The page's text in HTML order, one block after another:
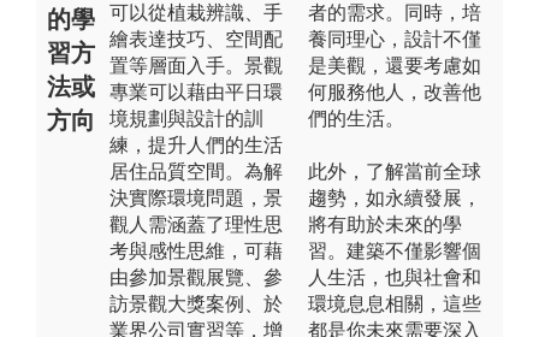
的學
習方
法或
方向
可以從植栽辨識、手
繪表達技巧、空間配
置等層面入手。景觀
專業可以藉由平日環
境規劃與設計的訓
練，提升人們的生活
居住品質空間。為解
決實際環境問題，景
觀人需涵蓋了理性思
考與感性思維，可藉
由參加景觀展覽、參
訪景觀大獎案例、於
業界公司實習等，增
者的需求。同時，培
養同理心，設計不僅
是美觀，還要考慮如
何服務他人，改善他
們的生活。
此外，了解當前全球
趨勢，如永續發展，
將有助於未來的學
習。建築不僅影響個
人生活，也與社會和
環境息息相關，這些
都是你未來需要深入